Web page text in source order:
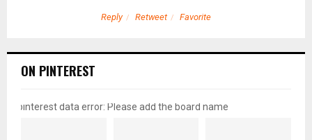
Reply Retweet Favorite
ON PINTEREST
pinterest data error: Please add the board name